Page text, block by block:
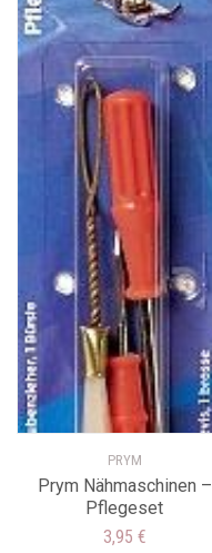
PRYM
Prym Nähmaschinen –
Pflegeset
3,95 €